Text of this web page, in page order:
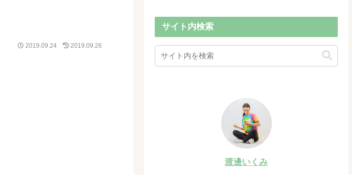
2019.09.24 2019.09.26
サイト内検索
渡邊いくみ